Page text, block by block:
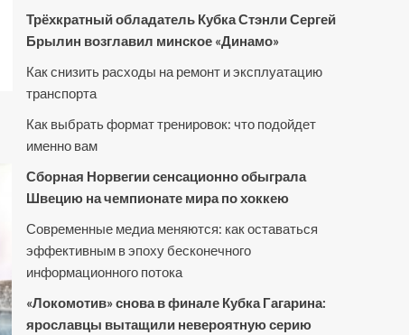
Трёхкратный обладатель Кубка Стэнли Сергей
Брылин возглавил минское «Динамо»
Как снизить расходы на ремонт и эксплуатацию
транспорта
Как выбрать формат тренировок: что подойдет
именно вам
Сборная Норвегии сенсационно обыграла
Швецию на чемпионате мира по хоккею
Современные медиа меняются: как оставаться
эффективным в эпоху бесконечного
информационного потока
«Локомотив» снова в финале Кубка Гагарина:
ярославцы вытащили невероятную серию